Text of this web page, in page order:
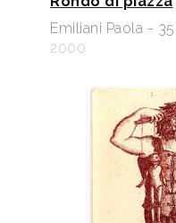
Emiliani Paola - 35
2000